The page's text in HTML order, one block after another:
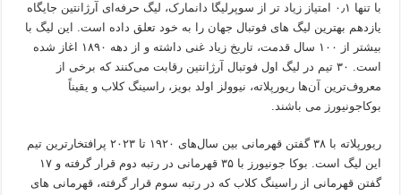
با تنها ۰٫۱ امتیاز زیاد تر از سوپرلیگا دانمارک، لیگ حرفه‌ای آرژانتین جایگاه
یازدهم بهترین لیگ های فوتبال جهان را به خود تعلق داده است. این لیگ با
بیشتر از ۱۰۰ سال قدمت، تاریخ زیاد غنی‌ داشته و از دهه ۱۸۹۰ اغاز شده
است. ۳۰ تیم در لیگ اول فوتبال آرژانتین رقابت می‌کنند که برخی از
معروف‌ترین آن‌ها ریورپلاته، نیوولز اولد بویز، راسینگ کلاب و یقیناً
بوکاجونیورز می باشند.
ریورپلاته با ۳۸ گفتن قهرمانی بین سال‌های ۱۹۲۰ تا ۲۰۲۳ پرافتخارترین تیم
این لیگ است. بوکا جونیورز با ۳۵ قهرمانی در رتبه دوم قرار گرفته و ۱۷
گفتن قهرمانی از راسینگ کلاب که در رتبه سوم قرار گرفته، قهرمانی های